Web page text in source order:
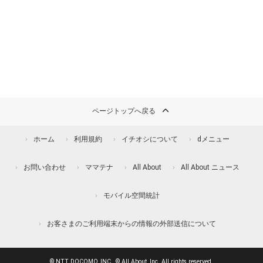
ページトップへ戻る
ホーム 利用規約 イチオシについて dメニュー
お問い合わせ ママテナ All About All About ニュース
モバイル空間統計
お客さまのご利用端末からの情報の外部送信について